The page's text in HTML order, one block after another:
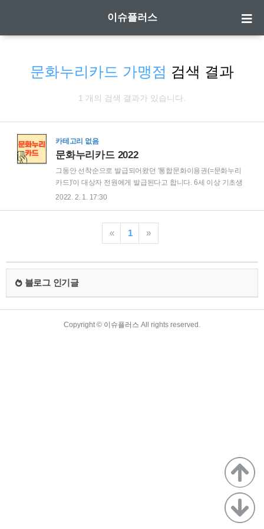
이슈플러스
문화누리카드 가맹점 검색 결과
1 개의 검색 결과가 있습니다.
카테고리 없음
문화누리카드 2022
그동안 선착순으로 발급되어왔던 '통합문화이용권(=문화누리
카드)'이 대상자 전원에게 발급된다고 합니다. 6세 이상 기초생
활수급자 또는 차상위계층이라면 누구나 문화생활비로 연간
롤을 내려서 문화누리카드 사용이 가능한지 꼭 확인하셔서 혜
택을 놓치지 마세요! 필요한 홈페이지주소도 모두 연결해 두었
사용 4. 간편한 발급 5. 신청방법 1. 발급대상 확대 기초생활수
급자와 차상위계층 일부에게만 선착순으로 지원된 문화누리카
드가 6세 이상(2016년 12월 31일 이전 출생) 기초생활수급자와
2022. 2. 1. 17:30
« 1 »
블로그 인기글
Copyright © 이슈플러스 All rights reserved.
TistoryWhaleSkin3.4